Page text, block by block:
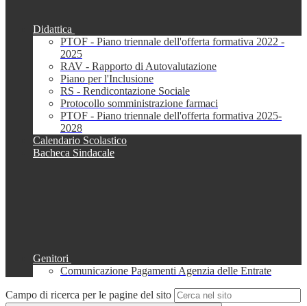
Didattica
PTOF - Piano triennale dell'offerta formativa 2022 -
2025
RAV - Rapporto di Autovalutazione
Piano per l'Inclusione
RS - Rendicontazione Sociale
Protocollo somministrazione farmaci
PTOF - Piano triennale dell'offerta formativa 2025-
2028
Calendario Scolastico
Bacheca Sindacale
Genitori
Comunicazione Pagamenti Agenzia delle Entrate
Campo di ricerca per le pagine del sito